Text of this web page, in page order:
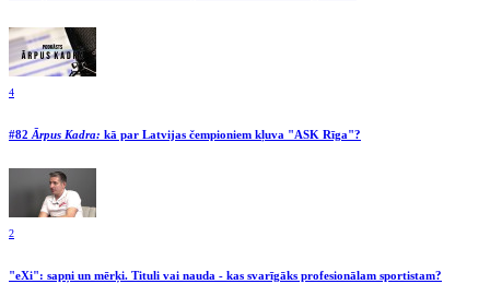
4
#82 Ārpus Kadra: kā par Latvijas čempioniem kļuva "ASK Rīga"?
2
"eXi": sapņi un mērķi. Tituli vai nauda - kas svarīgāks profesionālam sportistam?